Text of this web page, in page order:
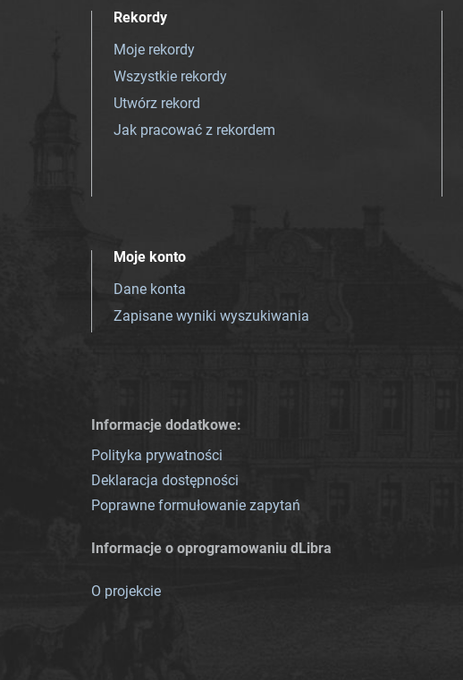
Rekordy
Moje rekordy
Wszystkie rekordy
Utwórz rekord
Jak pracować z rekordem
Moje konto
Dane konta
Zapisane wyniki wyszukiwania
Informacje dodatkowe:
Polityka prywatności
Deklaracja dostępności
Poprawne formułowanie zapytań
Informacje o oprogramowaniu dLibra
O projekcie